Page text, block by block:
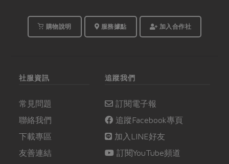
購物說明 服務據點 加入合作社
社服資訊
常見問題
聯絡我們
下載專區
友善連結
追蹤我們
訂閱電子報
追蹤Facebook專頁
加入LINE好友
訂閱YouTube頻道